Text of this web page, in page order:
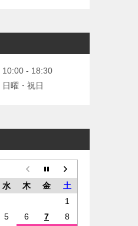
10:00 - 18:30
日曜・祝日
水 木 金
土
1
5 6 7
8